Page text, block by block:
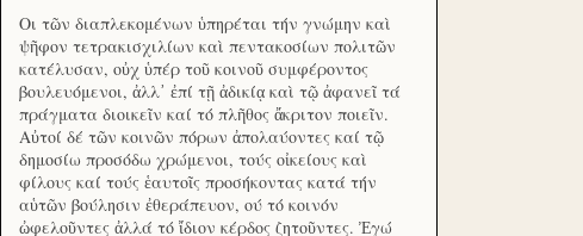
Οι τῶν διαπλεκομένων ὑπηρέται τήν γνώμην καὶ
ψῆφον τετρακισχιλίων καὶ πεντακοσίων πολιτῶν
κατέλυσαν, οὐχ ὑπέρ τοῦ κοινοῦ συμφέροντος
βουλευόμενοι, ἀλλ᾽ ἐπί τῇ ἀδικίᾳ καὶ τῷ ἀφανεῖ τά
πράγματα διοικεῖν καί τό πλῆθος ἄκριτον ποιεῖν.
Αὐτοί δέ τῶν κοινῶν πόρων ἀπολαύοντες καί τῷ
δημοσίω προσόδω χρώμενοι, τούς οἰκείους καὶ
φίλους καί τούς ἑαυτοῖς προσήκοντας κατά τήν
αὑτῶν βούλησιν ἐθεράπευον, ού τό κοινόν
ὠφελοῦντες ἀλλά τό ἴδιον κέρδος ζητοῦντες. Ἐγώ